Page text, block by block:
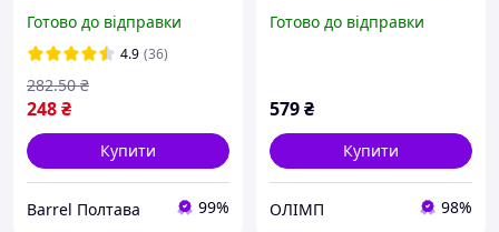
Готово до відправки
4.9 (36)
248₴
282.50 ₴
Купити
Barrel Полтава 99%
Готово до відправки
579₴
Купити
ОЛІМП 98%